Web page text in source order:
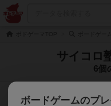
サイコロ
6個
ボードゲームのプ